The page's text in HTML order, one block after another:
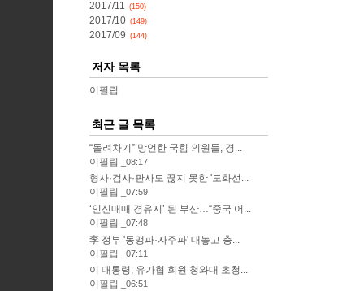
2017/11 (150)
2017/10 (149)
2017/09 (144)
저자 목록
이필립
최근 글 목록
“돌려차기” 망언한 국힘 의원들, 경...
이필립
08:17
형사·검사·판사도 끊지 못한 '도화선...
이필립
07:59
‘인신매매 경유지’ 된 부산…“중국 어...
이필립
07:48
李 정부 '동맹파·자주파' 대놓고 충...
이필립
07:11
이 대통령, 유가협 회원 청와대 초청...
이필립
06:51